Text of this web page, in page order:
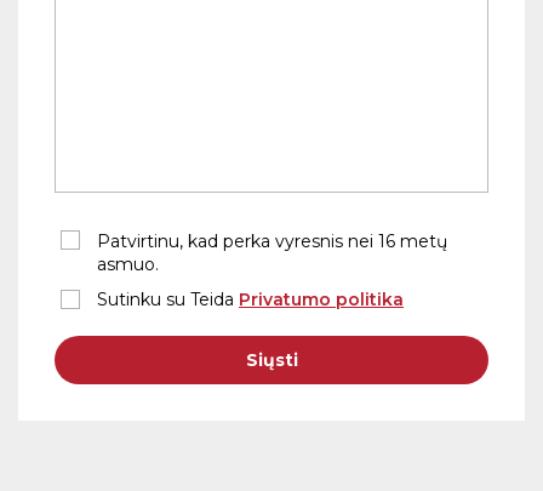
Patvirtinu, kad perka vyresnis nei 16 metų
asmuo.
Sutinku su Teida Privatumo politika